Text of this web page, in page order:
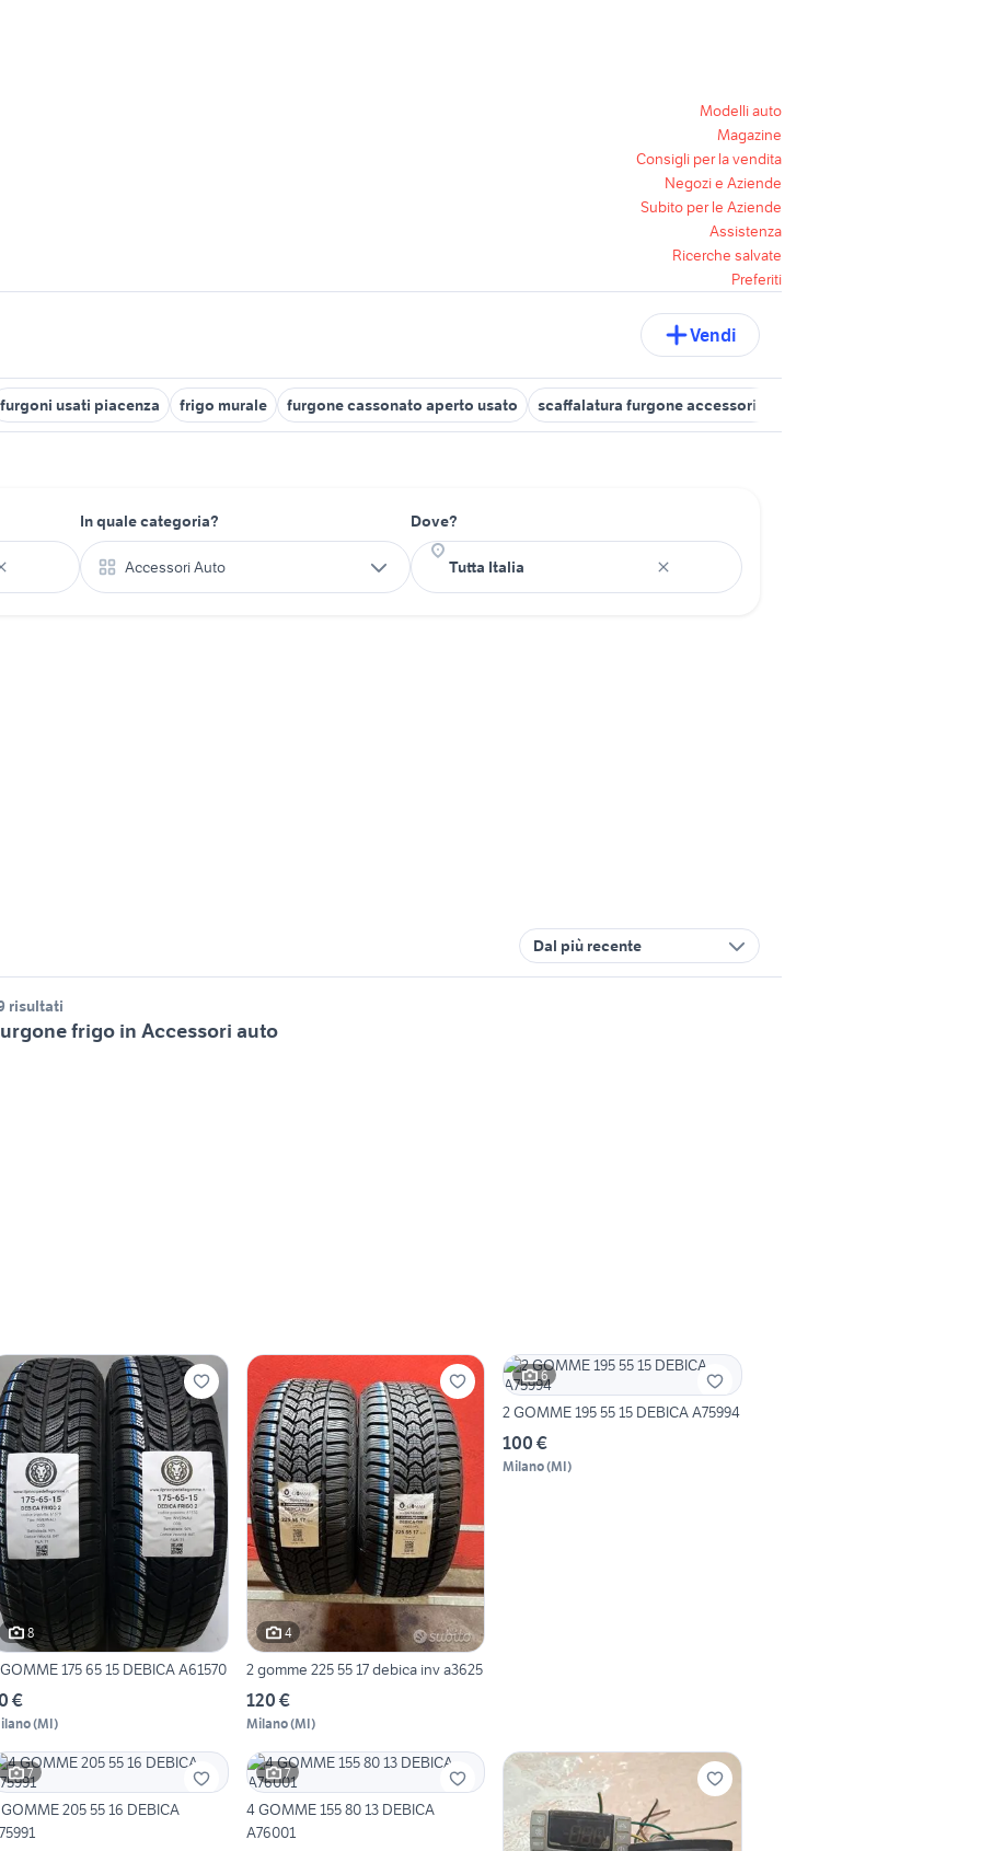
Modelli auto
Magazine
Consigli per la vendita
Negozi e Aziende
Subito per le Aziende
Assistenza
Ricerche salvate
Preferiti
Vendi
furgoni usati piacenza frigo murale furgone cassonato aperto usato scaffalatura furgone accessori auto
In quale categoria?
Accessori Auto
Dove?
Dal più recente
risultati
frigo in Accessori auto
8
175 65 15 DEBICA A61570
€
(MI)
4
2 gomme 225 55 17 debica inv a3625
120 €
Milano(MI)
6
2 GOMME 195 55 15 DEBICA A75994
100 €
Milano(MI)
7
205 55 16 DEBICA
7
4 GOMME 155 80 13 DEBICA
A76001